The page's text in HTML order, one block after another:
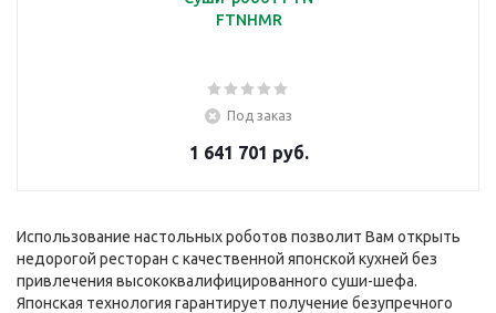
FTNHMR
Под заказ
1 641 701 руб.
Использование настольных роботов позволит Вам открыть
недорогой ресторан с качественной японской кухней без
привлечения высококвалифицированного суши-шефа.
Японская технология гарантирует получение безупречного